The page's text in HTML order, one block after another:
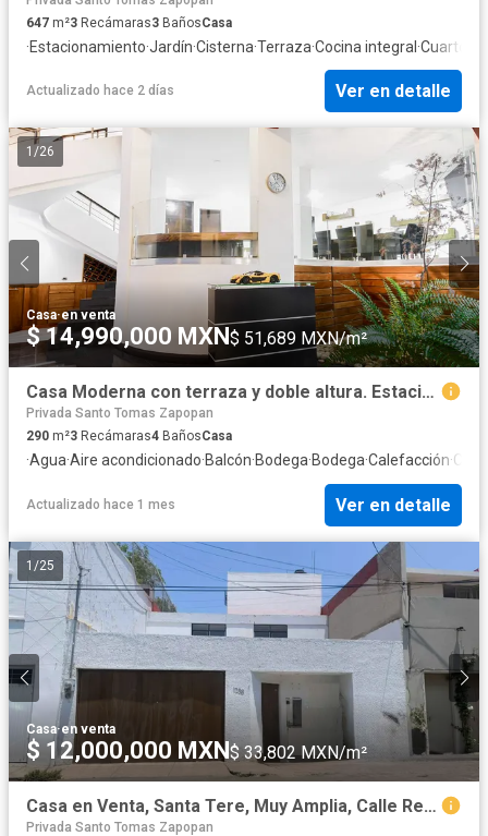
647 m²3 Recámaras3 BañosCasa
·Estacionamiento·Jardín·Cisterna·Terraza·Cocina integral·Cuarto
Actualizado hace 2 días Ver en detalle
1 /26
Casa·en venta
$ 14,990,000 MXN $ 51,689 MXN/m²
Casa Moderna con terraza y doble altura. Estacionamiento hasta para 6 coches.Jardines del Sol.
Privada Santo Tomas Zapopan
290 m²3 Recámaras4 BañosCasa
·Agua·Aire acondicionado·Balcón·Bodega·Bodega·Calefacción·
Actualizado hace 1 mes Ver en detalle
1 /25
Casa·en venta
$ 12,000,000 MXN$ 33,802 MXN/m²
Casa en Venta, Santa Tere, Muy Amplia, Calle Reforma
Privada Santo Tomas Zapopan